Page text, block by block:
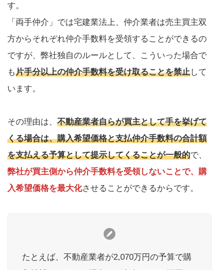
す。
「両手仲介」では宅建業法上、仲介業者は売主買主双
方からそれぞれ仲介手数料を受領することができるの
ですが、弊社独自のルールとして、こういった場合で
も片手分以上の仲介手数料を受け取ることを禁止して
います。
その理由は、 不動産業者自らが買主として手を挙げて
くる場合は、購入希望価格と支払仲介手数料の合計額
を支払える予算として提示してくることが一般的で、
弊社が買主側から仲介手数料を受領しないことで、購
入希望価格を最大化させることができるからです。
たとえば、不動産業者が2,070万円の予算で購